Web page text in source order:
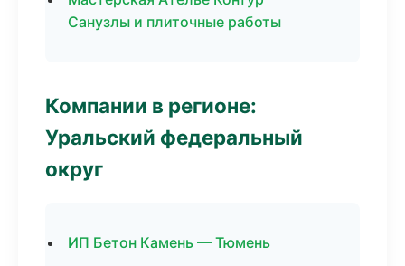
Санузлы и плиточные работы
Компании в регионе:
Уральский федеральный
округ
ИП Бетон Камень — Тюмень